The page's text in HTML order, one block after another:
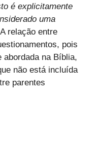
é explicitamente
uma
A relação entre
pois
abordada na Bíblia,
não está incluída
parentes